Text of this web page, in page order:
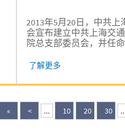
2013年5月20日，中共上
会宣布建立中共上海交
院总支部委员会，并任
员会书记，同时兼任科研
了解更多
« < ... 10 20 30